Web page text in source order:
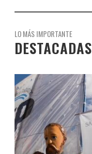
LO MÁS IMPORTANTE
DESTACADAS